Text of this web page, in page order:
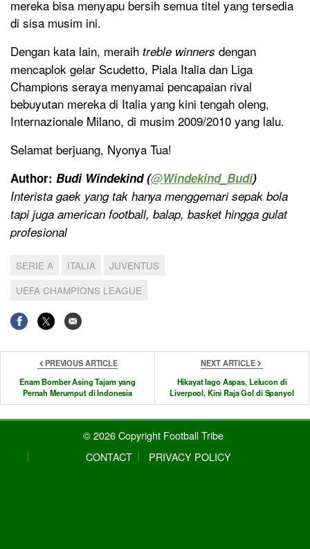
mereka bisa menyapu bersih semua titel yang tersedia
di sisa musim ini.
Dengan kata lain, meraih treble winners dengan
mencaplok gelar Scudetto, Piala Italia dan Liga
Champions seraya menyamai pencapaian rival
bebuyutan mereka di Italia yang kini tengah oleng,
Internazionale Milano, di musim 2009/2010 yang lalu.
Selamat berjuang, Nyonya Tua!
Author: Budi Windekind (@Windekind_Budi)
Interista gaek yang tak hanya menggemari sepak bola
tapi juga american football, balap, basket hingga gulat
profesional
SERIE A ITALIA
JUVENTUS
UEFA CHAMPIONS LEAGUE
PREVIOUS ARTICLE
Enam Bomber Asing Tajam yang
Pernah Merumput di Indonesia
NEXT ARTICLE
Hikayat Iago Aspas, Lelucon di
Liverpool, Kini Raja Gol di Spanyol
© 2026 Copyright Football Tribe
CONTACT
PRIVACY POLICY